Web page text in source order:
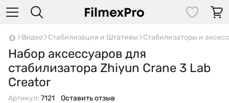
Видео Стабилизация и Штативы Стабилизаторы и
Набор аксессуаров для
стабилизатора Zhiyun Crane 3 Lab
Creator
Артикул: 7121 Оставить отзыв